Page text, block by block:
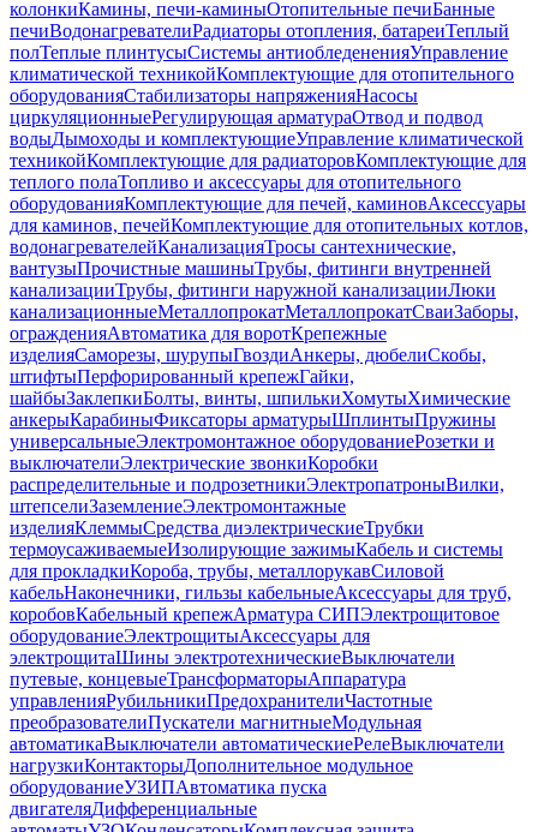
колонкиКамины, печи-каминыОтопительные печиБанные
печиВодонагревателиРадиаторы отопления, батареиТеплый
полТеплые плинтусыСистемы антиобледененияУправление
климатической техникойКомплектующие для отопительного
оборудованияСтабилизаторы напряженияНасосы
циркуляционныеРегулирующая арматураОтвод и подвод
водыДымоходы и комплектующиеУправление климатической
техникойКомплектующие для радиаторовКомплектующие для
теплого полаТопливо и аксессуары для отопительного
оборудованияКомплектующие для печей, каминовАксессуары
для каминов, печейКомплектующие для отопительных котлов,
водонагревателейКанализацияТросы сантехнические,
вантузыПрочистные машиныТрубы, фитинги внутренней
канализацииТрубы, фитинги наружной канализацииЛюки
канализационныеМеталлопрокатМеталлопрокатСваиЗаборы,
огражденияАвтоматика для воротКрепежные
изделияСаморезы, шурупыГвоздиАнкеры, дюбелиСкобы,
штифтыПерфорированный крепежГайки,
шайбыЗаклепкиБолты, винты, шпилькиХомутыХимические
анкерыКарабиныФиксаторы арматурыШплинтыПружины
универсальныеЭлектромонтажное оборудованиеРозетки и
выключателиЭлектрические звонкиКоробки
распределительные и подрозетникиЭлектропатроныВилки,
штепселиЗаземлениеЭлектромонтажные
изделияКлеммыСредства диэлектрическиеТрубки
термоусаживаемыеИзолирующие зажимыКабель и системы
для прокладкиКороба, трубы, металлорукавСиловой
кабельНаконечники, гильзы кабельныеАксессуары для труб,
коробовКабельный крепежАрматура СИПЭлектрощитовое
оборудованиеЭлектрощитыАксессуары для
электрощитаШины электротехническиеВыключатели
путевые, концевыеТрансформаторыАппаратура
управленияРубильникиПредохранителиЧастотные
преобразователиПускатели магнитныеМодульная
автоматикаВыключатели автоматическиеРелеВыключатели
нагрузкиКонтакторыДополнительное модульное
оборудованиеУЗИПАвтоматика пуска
двигателяДифференциальные